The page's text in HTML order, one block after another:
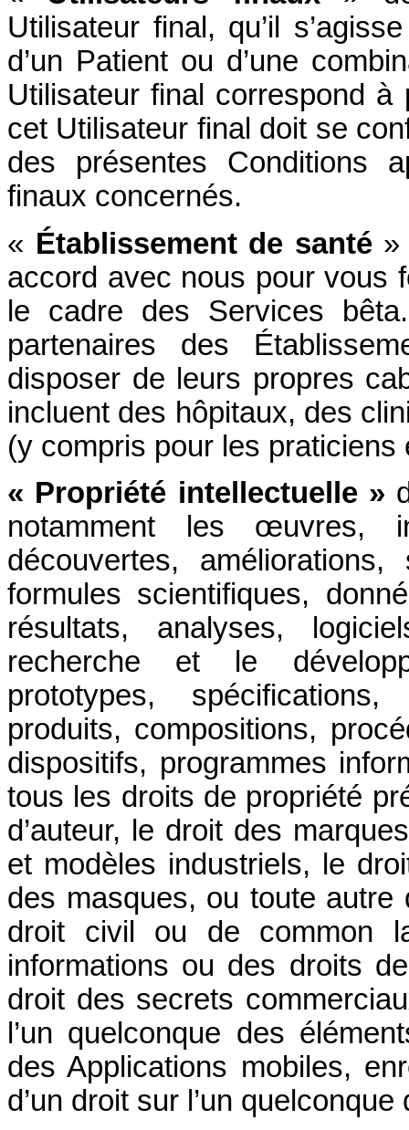
Utilisateur final, qu’il
d’un Patient ou d’une
Utilisateur final correspond à
cet Utilisateur final doit se
des présentes Conditions
finaux concernés.
« Établissement de santé»
accord avec nous pour vous
le cadre des Services
partenaires des
disposer de leurs propres
incluent des hôpitaux, des
(y compris pour les praticiens
« Propriété intellectuelle »
notamment les œuvres,
découvertes,
formules scientifiques,
résultats, analyses,
recherche et le
prototypes,
produits, compositions,
dispositifs, programmes
tous les droits de propriété
d’auteur, le droit des
et modèles industriels, le
des masques, ou toute
droit civil ou de common
informations ou des droits
droit des secrets
l’un quelconque des
des Applications mobiles,
d’un droit sur l’un